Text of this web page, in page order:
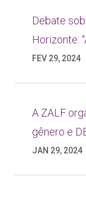
Debate
Horizonte:
FEV 29, 2024
A ZALF
gênero e
JAN 29, 2024